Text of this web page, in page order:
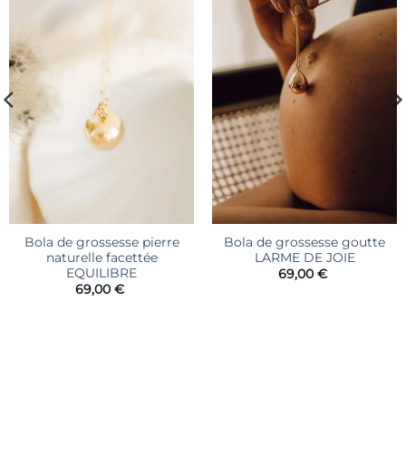
Bola de grossesse pierre
naturelle facettée
EQUILIBRE
69,00 €
à la liste
d’envies
Bola de grossesse goutte
LARME DE JOIE
69,00 €